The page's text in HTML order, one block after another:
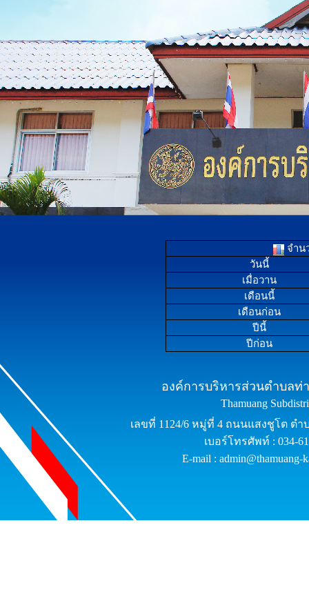
จำน
วันนี้
เมื่อวาน
เดือนนี้
เดือนก่อน
ปีนี้
ปีก่อน
องค์การบริหารส่วนตำบลท่
Thamuang
เลขที่ 1124/6 หมู่ที่ 4 ถนนแสงชูโต ต
เบอร์โทรศัพท์ : 034-
E-mail : admin@thamuang-